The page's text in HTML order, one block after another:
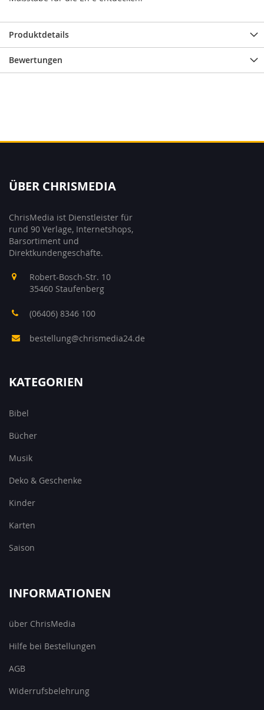
Produktdetails
Bewertungen
ÜBER CHRISMEDIA
ChrisMedia ist Dienstleister für
rund 90 Verlage, Internetshops,
Barsortiment und
Direktkundengeschäfte.
Robert-Bosch-Str. 10
35460 Staufenberg
(06406) 8346 100
bestellung@chrismedia24.de
KATEGORIEN
Bibel
Bücher
Musik
Deko & Geschenke
Kinder
Karten
Saison
INFORMATIONEN
über ChrisMedia
Hilfe bei Bestellungen
AGB
Widerrufsbelehrung